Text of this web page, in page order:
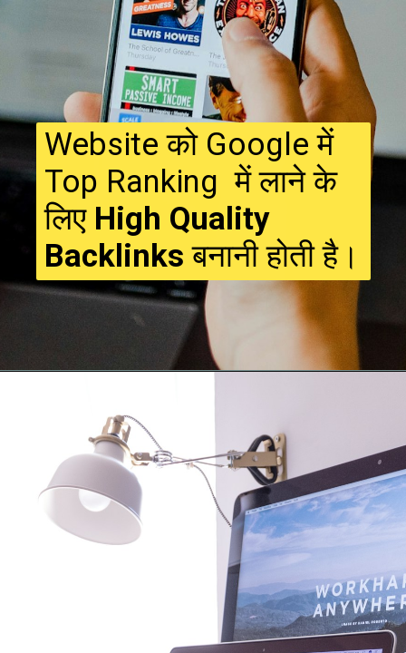
Website को Google में
Top Ranking में लाने के
लिए High Quality
Backlinks बनानी होती है।